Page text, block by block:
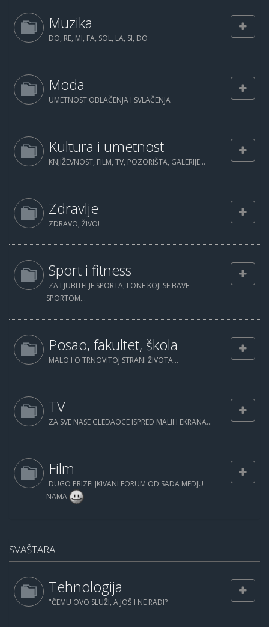
Muzika
DO, RE, MI, FA, SOL, LA, SI, DO
Moda
UMETNOST OBLAČENJA I SVLAČENJA
Kultura i umetnost
KNJIŽEVNOST, FILM, TV, POZORIŠTA, GALERIJE...
Zdravlje
ZDRAVO, ŽIVO!
Sport i fitness
ZA LJUBITELJE SPORTA, I ONE KOJI SE BAVE
SPORTOM...
Posao, fakultet, škola
MALO I O TRNOVITOJ STRANI ŽIVOTA...
TV
ZA SVE NASE GLEDAOCE ISPRED MALIH EKRANA...
Film
DUGO PRIZELJKIVANI FORUM OD SADA MEDJU
NAMA
SVAŠTARA
Tehnologija
"ČEMU OVO SLUŽI, A JOŠ I NE RADI?